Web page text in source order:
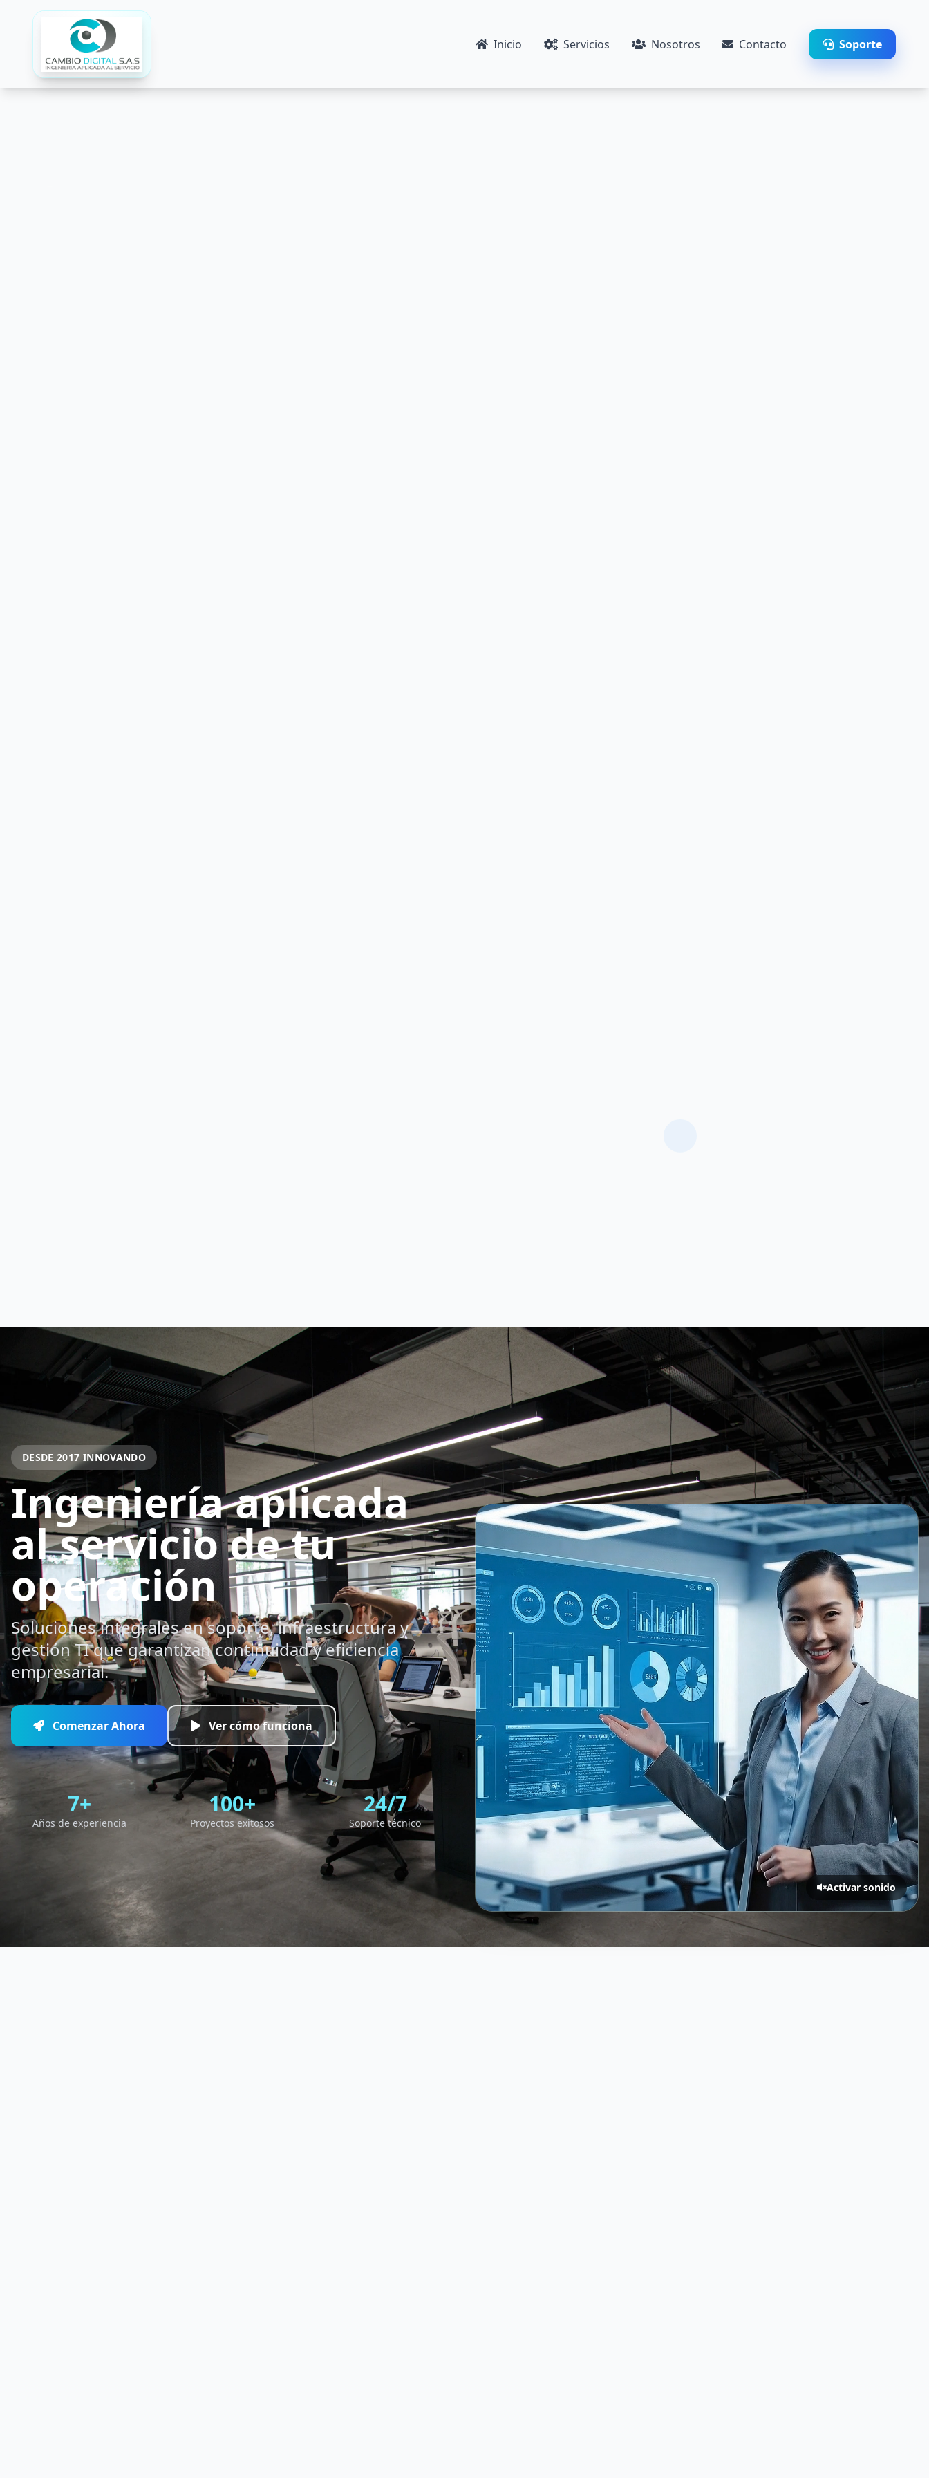
Inicio Servicios Nosotros Contacto Soporte
DESDE 2017 INNOVANDO
Ingeniería aplicada
al servicio de tu
operación
Soluciones integrales en soporte, infraestructura y
gestión TI que garantizan continuidad y eficiencia
empresarial.
Comenzar Ahora Ver cómo funciona
7+
Años de experiencia
100+
Proyectos exitosos
24/7
Soporte técnico
Nuestra Esencia
Conoce los principios que guían nuestro trabajo y compromiso con
la excelencia tecnológica.
Activar sonido